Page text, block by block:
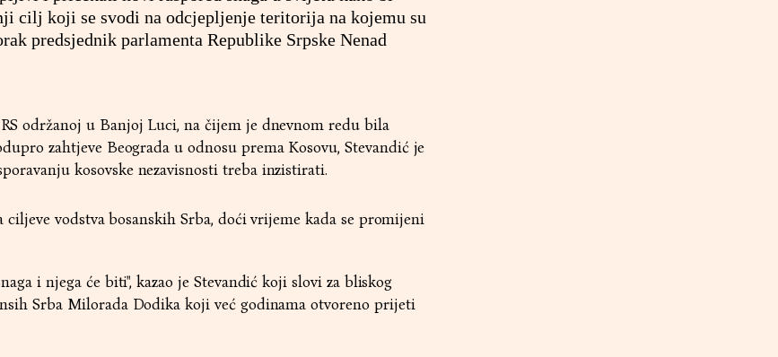
cilj koji se svodi na odcjepljenje teritorija na kojemu su
predsjednik parlamenta Republike Srpske Nenad
održanoj u Banjoj Luci, na čijem je dnevnom redu bila
zahtjeve Beograda u odnosu prema Kosovu, Stevandić je
kosovske nezavisnosti treba inzistirati.
ciljeve vodstva bosanskih Srba, doći vrijeme kada se promijeni
i njega će biti", kazao je Stevandić koji slovi za bliskog
Srba Milorada Dodika koji već godinama otvoreno prijeti